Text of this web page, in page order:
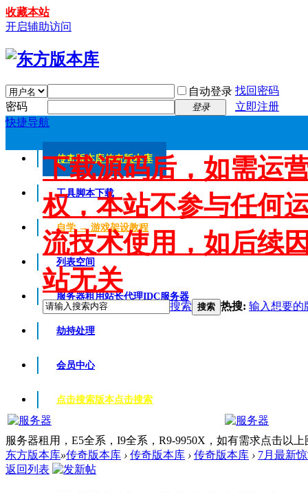
收藏本站
开启辅助访问
自动登录 找回密码
密码
登录
立即注册
快捷导航
传奇版本库传奇版本库
工具脚本下载
自学 → 游戏架设教程
列表空间
服务器租用站长代理IDC服务器
劫持处理
会员中心
点击搜索版本点击搜索
下载源码后，如需运
权，本站不参与任何
流技术使用，如后续
站无关
搜索 搜索 热搜: 输入想要的
服务器租用，E5全系，I9全系，R9-9950X，如有需求点击以
东方版本库»传奇版本库 › 传奇版本库 › 传奇版本库 › 7月最新
返回列表